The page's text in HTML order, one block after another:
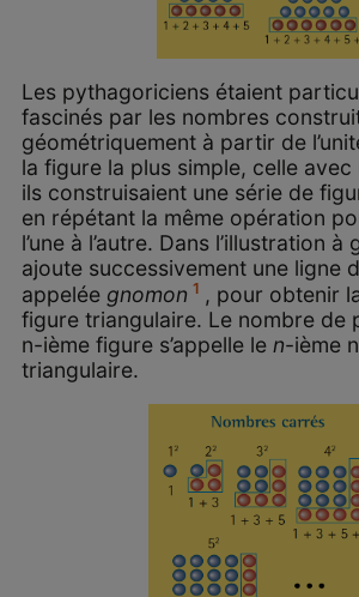
Les pythagoriciens étaient
fascinés par les nombres
géométriquement à partir de
la figure la plus simple, celle avec
ils construisaient une série de
en répétant la même opération
l’une à l’autre. Dans l’illustration à
ajoute successivement une ligne
appelée gnomon 1 , pour obtenir
figure triangulaire. Le nombre de
n-ième figure s’appelle le n-ième
triangulaire.